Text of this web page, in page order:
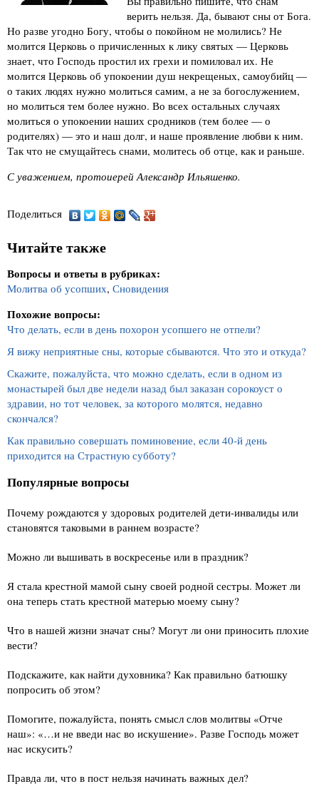
верить нельзя. Да, бывают сны от Бога.
Но разве угодно Богу, чтобы о покойном не молились? Не
молится Церковь о причисленных к лику святых — Церковь
знает, что Господь простил их грехи и помиловал их. Не
молится Церковь об упокоении душ некрещеных, самоубийц —
о таких людях нужно молиться самим, а не за богослужением,
но молиться тем более нужно. Во всех остальных случаях
молиться о упокоении наших сродников (тем более — о
родителях) — это и наш долг, и наше проявление любви к ним.
Так что не смущайтесь снами, молитесь об отце, как и раньше.
С уважением, протоиерей Александр Ильяшенко.
Поделиться
Читайте также
Вопросы и ответы в рубриках:
Молитва об усопших, Сновидения
Похожие вопросы:
Что делать, если в день похорон усопшего не отпели?
Я вижу неприятные сны, которые сбываются. Что это и откуда?
Скажите, пожалуйста, что можно сделать, если в одном из
монастырей был две недели назад был заказан сорокоуст о
здравии, но тот человек, за которого молятся, недавно
скончался?
Как правильно совершать поминовение, если 40-й день
приходится на Страстную субботу?
Популярные вопросы
Почему рождаются у здоровых родителей дети-инвалиды или
становятся таковыми в раннем возрасте?
Можно ли вышивать в воскресенье или в праздник?
Я стала крестной мамой сыну своей родной сестры. Может ли
она теперь стать крестной матерью моему сыну?
Что в нашей жизни значат сны? Могут ли они приносить плохие
вести?
Подскажите, как найти духовника? Как правильно батюшку
попросить об этом?
Помогите, пожалуйста, понять смысл слов молитвы «Отче
наш»: «…и не введи нас во искушение». Разве Господь может
нас искусить?
Правда ли, что в пост нельзя начинать важных дел?